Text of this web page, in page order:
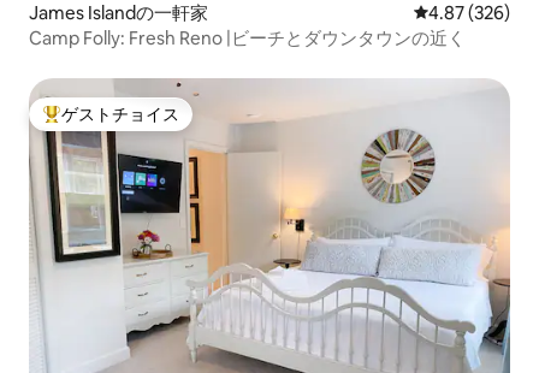
James Islandの一軒家 レビュー326
4.87 (326)
Camp Folly: Fresh Reno |ビーチとダウンタウンの近く
大好評のゲストチョイスです。
ゲストチョイス